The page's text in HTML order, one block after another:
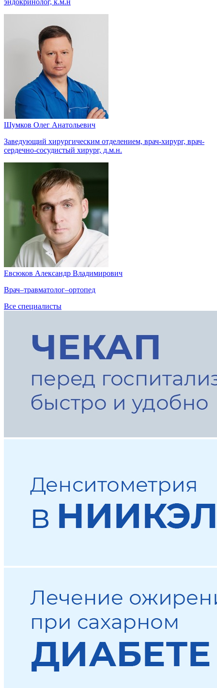
эндокринолог, к.м.н
Шумков Олег Анатольевич
Заведующий хирургическим отделением, врач-хирург, врач-
сердечно-сосудистый хирург, д.м.н.
Евсюков Александр Владимирович
Врач–травматолог–ортопед
Все специалисты